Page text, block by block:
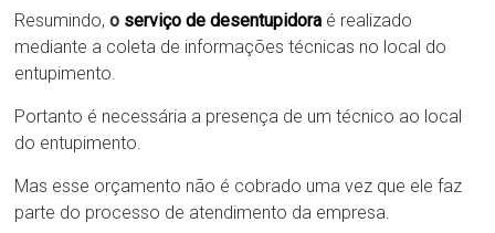
Resumindo,o serviço de desentupidora é realizado
mediante a coleta de informações técnicas no local do
entupimento.
Portanto é necessária a presença de um técnico ao local
do entupimento.
Mas esse orçamento não é cobrado uma vez que ele faz
parte do processo de atendimento da empresa.